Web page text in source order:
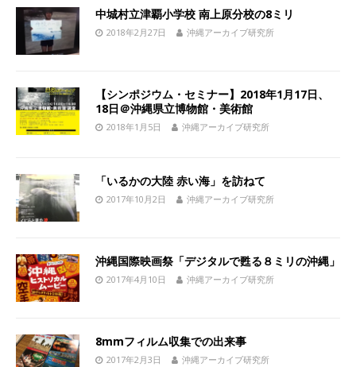
中城村立津覇小学校 南上原分校の8ミリ
2018年2月27日 沖縄アーカイブ研究所
【シンポジウム・セミナー】2018年1月17日、
18日＠沖縄県立博物館・美術館
2018年1月5日 沖縄アーカイブ研究所
「いるかの大陸 赤い海」を訪ねて
2017年10月2日 沖縄アーカイブ研究所
沖縄国際映画祭「デジタルで甦る８ミリの沖縄」
2017年4月10日 沖縄アーカイブ研究所
8mmフィルム収集での出来事
2017年2月3日 沖縄アーカイブ研究所